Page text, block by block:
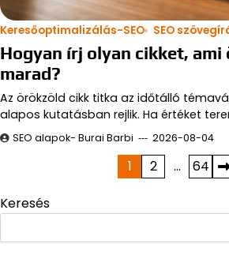
Keresőoptimalizálás-SEO SEO
Hogyan írj olyan cikket, ami
marad?
Az örökzöld cikk titka az időtálló
alapos kutatásban rejlik. Ha értéket
SEO alapok- Burai Barbi 2026-08-04
lapozása
1 2 … 64
Keresés